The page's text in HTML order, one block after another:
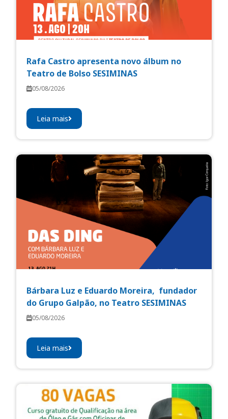
Rafa Castro apresenta novo álbum no
Teatro de Bolso SESIMINAS
05/08/2026
Leia mais
Bárbara Luz e Eduardo Moreira, fundador
do Grupo Galpão, no Teatro SESIMINAS
05/08/2026
Leia mais